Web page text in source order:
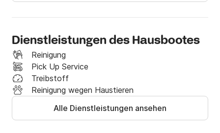
Dienstleistungen des Hausbootes
Reinigung
Pick Up Service
Treibstoff
Reinigung wegen Haustieren
Alle Dienstleistungen ansehen